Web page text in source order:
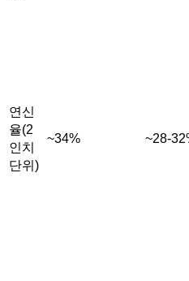
연신
율(2
인치
단위)
~34% ~28-